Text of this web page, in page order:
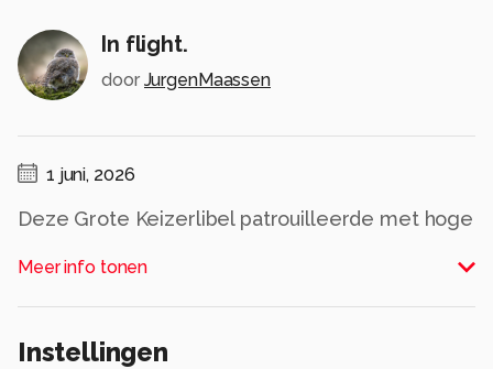
In flight.
door JurgenMaassen
1 juni, 2026
Deze Grote Keizerlibel patrouilleerde met hoge
Zo af en toe verminderen ze dan even de
kunt proberen te pakken. En dan nog is het
Meer info tonen
Instellingen